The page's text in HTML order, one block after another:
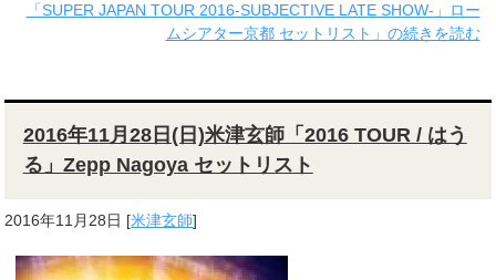
「SUPER JAPAN TOUR 2016-SUBJECTIVE LATE SHOW-」ロー
ムシアター京都 セットリスト」の続きを読む
2016年11月28日(日)米津玄師「2016 TOUR / はう
る」Zepp Nagoya セットリスト
2016年11月28日 [米津玄師]